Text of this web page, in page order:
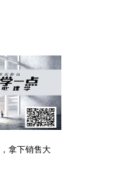
拿下销售大